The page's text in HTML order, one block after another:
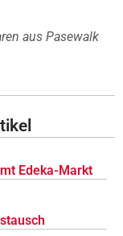
aus Pasewalk
Edeka-Markt